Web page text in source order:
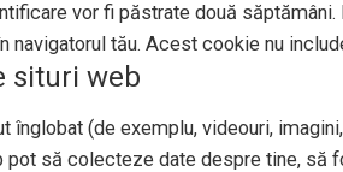
vor fi păstrate două
navigatorul tău. Acest cookie nu
situri web
(de exemplu, videouri,
să colecteze date despre tine,